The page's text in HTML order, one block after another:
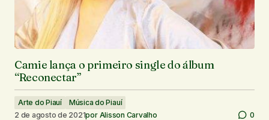
Camie lança o primeiro single do álbum
“Reconectar”
Arte do Piauí
Música do Piauí
2 de agosto de 2021por Alisson Carvalho 0